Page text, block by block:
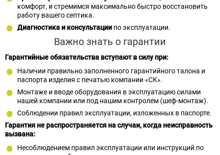
комфорт, и стремимся максимально быстро восстановить
работу вашего септика.
Диагностика и консультации по эксплуатации.
Важно знать о гарантии
Гарантийные обязательства вступают в силу при:
Наличии правильно заполненного гарантийного талона и
паспорта изделия с печатью компании «СК».
Монтаже и вводе оборудования в эксплуатацию силами
нашей компании или под нашим контролем (шеф-монтаж).
Соблюдении правил эксплуатации, изложенных в паспорте.
Гарантия не распространяется на случаи, когда неисправность
вызвана:
Несоблюдением правил эксплуатации или инструкций по